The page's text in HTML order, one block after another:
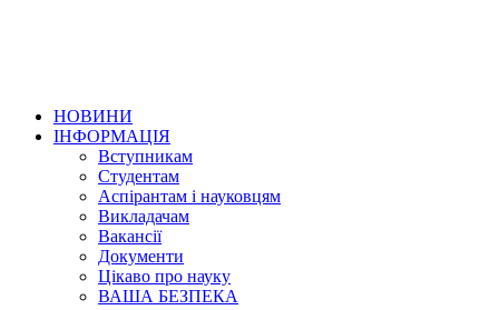
НОВИНИ
ІНФОРМАЦІЯ
Вступникам
Студентам
Аспірантам і науковцям
Викладачам
Вакансії
Документи
Цікаво про науку
ВАША БЕЗПЕКА